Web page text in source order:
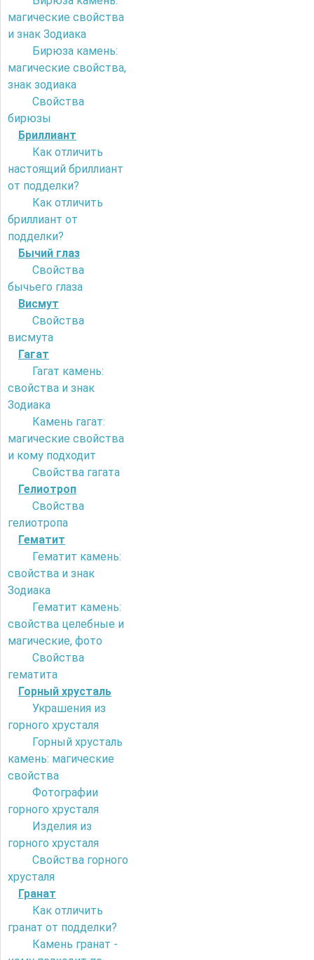
магические свойства
и знак Зодиака
Бирюза камень:
магические свойства,
знак зодиака
Свойства
бирюзы
Бриллиант
Как отличить
настоящий бриллиант
от подделки?
Как отличить
бриллиант от
подделки?
Бычий глаз
Свойства
бычьего глаза
Висмут
Свойства
висмута
Гагат
Гагат камень:
свойства и знак
Зодиака
Камень гагат:
магические свойства
и кому подходит
Свойства гагата
Гелиотроп
Свойства
гелиотропа
Гематит
Гематит камень:
свойства и знак
Зодиака
Гематит камень:
свойства целебные и
магические, фото
Свойства
гематита
Горный хрусталь
Украшения из
горного хрусталя
Горный хрусталь
камень: магические
свойства
Фотографии
горного хрусталя
Изделия из
горного хрусталя
Свойства горного
хрусталя
Гранат
Как отличить
гранат от подделки?
Камень гранат -